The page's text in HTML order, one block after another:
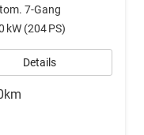
7-Gang
kW (204 PS)
Details